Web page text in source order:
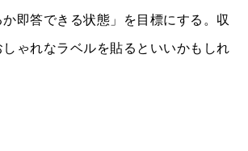
か即答できる状態」を目標にする。収
ゃれなラベルを貼るといいかもしれ